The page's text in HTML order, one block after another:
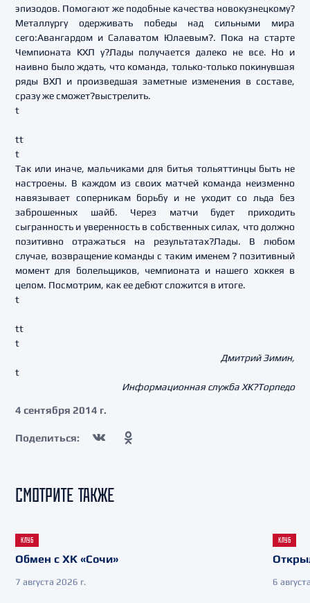
эпизодов. Помогают же подобные качества новокузнецкому?
Металлургу одерживать победы над сильными мира
сего:Авангардом и Салаватом Юлаевым?. Пока на старте
Чемпионата КХЛ у?Лады получается далеко не все. Но и
наивно было ждать, что команда, только-только покинувшая
ряды ВХЛ и произведшая заметные изменения в составе,
сразу же сможет?выстрелить.
t
tt
t
Так или иначе, мальчиками для битья тольяттинцы быть не
настроены. В каждом из своих матчей команда неизменно
навязывает соперникам борьбу и не уходит со льда без
заброшенных шайб. Через матчи будет приходить
сыгранность и уверенность в собственных силах, что должно
позитивно отражаться на результатах?Лады. В любом
случае, возвращение команды с таким именем ? позитивный
момент для болельщиков, чемпионата и нашего хоккея в
целом. Посмотрим, как ее дебют сложится в итоге.
t
tt
t
Дмитрий Зимин,
t
Информационная служба ХК?Торпедо
4 сентября 2014 г.
Поделиться:
СМОТРИТЕ ТАКЖЕ
КЛУБ
Обмен с ХК «Сочи»
7 августа 2026 г.
КЛУБ
6